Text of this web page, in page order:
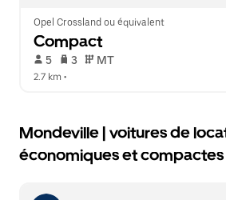
calendrier.
Opel Crossland ou équivalent
Compact
5 3 MT
2.7 km •
Mondeville | voitures de
économiques et compactes